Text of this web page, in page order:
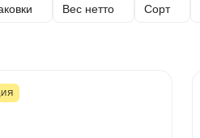
Вес нетто Сорт